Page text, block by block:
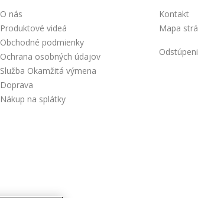
O nás
Produktové videá
Obchodné podmienky
Ochrana osobných údajov
Služba Okamžitá výmena
Doprava
Nákup na splátky
Kontakt
Mapa